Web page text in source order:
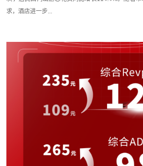
求，酒店进一步...